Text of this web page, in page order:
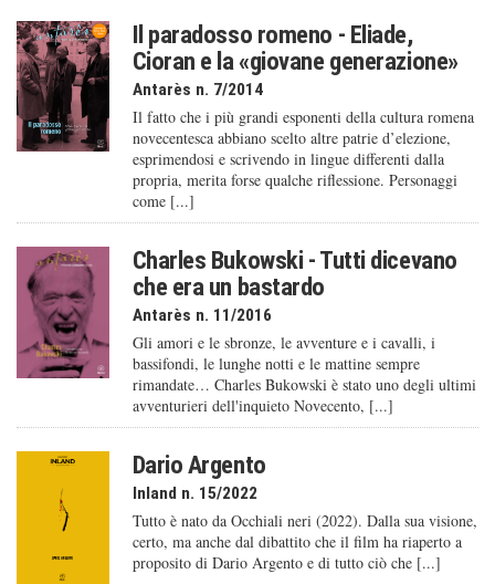
Il paradosso romeno - Eliade,
Cioran e la «giovane generazione»
Antarès n. 7/2014
Il fatto che i più grandi esponenti della cultura romena
novecentesca abbiano scelto altre patrie d’elezione,
esprimendosi e scrivendo in lingue differenti dalla
propria, merita forse qualche riflessione. Personaggi
come [...]
Charles Bukowski - Tutti dicevano
che era un bastardo
Antarès n. 11/2016
Gli amori e le sbronze, le avventure e i cavalli, i
bassifondi, le lunghe notti e le mattine sempre
rimandate… Charles Bukowski è stato uno degli ultimi
avventurieri dell'inquieto Novecento, [...]
Dario Argento
Inland n. 15/2022
Tutto è nato da Occhiali neri (2022). Dalla sua visione,
certo, ma anche dal dibattito che il film ha riaperto a
proposito di Dario Argento e di tutto ciò che [...]